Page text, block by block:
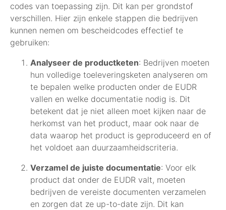
codes van toepassing zijn. Dit kan per grondstof
verschillen. Hier zijn enkele stappen die bedrijven
kunnen nemen om bescheidcodes effectief te
gebruiken:
Analyseer de productketen: Bedrijven moeten
hun volledige toeleveringsketen analyseren om
te bepalen welke producten onder de EUDR
vallen en welke documentatie nodig is. Dit
betekent dat je niet alleen moet kijken naar de
herkomst van het product, maar ook naar de
data waarop het product is geproduceerd en of
het voldoet aan duurzaamheidscriteria.
Verzamel de juiste documentatie: Voor elk
product dat onder de EUDR valt, moeten
bedrijven de vereiste documenten verzamelen
en zorgen dat ze up-to-date zijn. Dit kan